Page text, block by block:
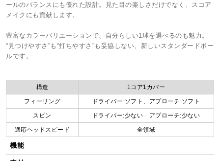
ールのバランスにも優れた設計。見た目の楽しさだけでなく、スコア
メイクにも貢献します。
豊富なカラーバリエーションで、自分らしい1球を選べるのも魅力。
“見つけやすさ”も“打ちやすさ”も妥協しない、新しいスタンダードボー
ルです。
構造 1コア1カバー
フィーリング ドライバー:ソフト、アプローチ:ソフト
スピン ドライバー:少ない アプローチ:少ない
適応ヘッドスピード 全領域
機能